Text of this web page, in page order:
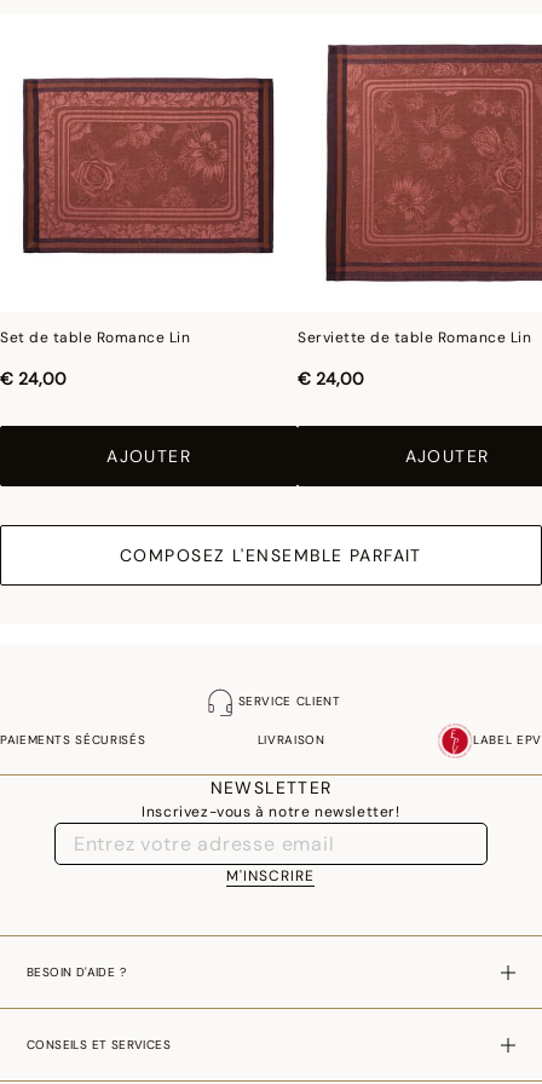
Set de table Romance Lin
€ 24,00
AJOUTER
Serviette de table Romance Lin
€ 24,00
AJOUTER
COMPOSEZ L'ENSEMBLE PARFAIT
les photographies sont les plus fidèles possibles mais ne peuvent
assurer une similitude parfaite avec le produit vendu, notamment en ce qui
concerne les couleurs.
SERVICE CLIENT
PAIEMENTS SÉCURISÉS LIVRAISON LABEL EPV
NEWSLETTER
Inscrivez-vous à notre newsletter!
M'INSCRIRE
BESOIN D'AIDE ?
CONSEILS ET SERVICES